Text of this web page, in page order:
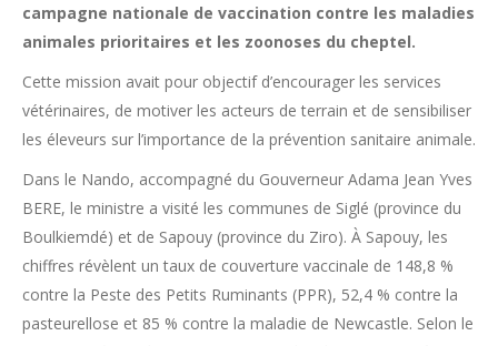
campagne nationale de vaccination contre les maladies
animales prioritaires et les zoonoses du cheptel.
Cette mission avait pour objectif d’encourager les services
vétérinaires, de motiver les acteurs de terrain et de sensibiliser
les éleveurs sur l’importance de la prévention sanitaire animale.
Dans le Nando, accompagné du Gouverneur Adama Jean Yves
BERE, le ministre a visité les communes de Siglé (province du
Boulkiemdé) et de Sapouy (province du Ziro). À Sapouy, les
chiffres révèlent un taux de couverture vaccinale de 148,8 %
contre la Peste des Petits Ruminants (PPR), 52,4 % contre la
pasteurellose et 85 % contre la maladie de Newcastle. Selon le